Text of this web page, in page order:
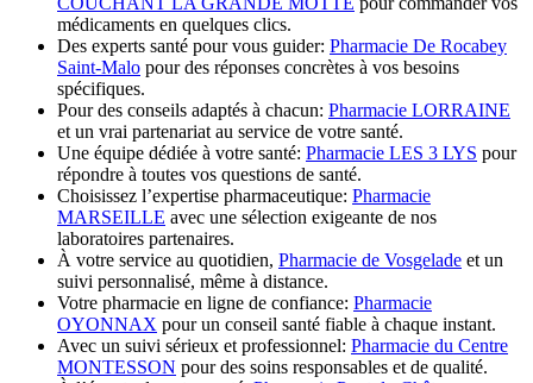
médicaments en quelques clics.
Des experts santé pour vous guider: Pharmacie De Rocabey
Saint-Malo pour des réponses concrètes à vos besoins
spécifiques.
Pour des conseils adaptés à chacun: Pharmacie LORRAINE
et un vrai partenariat au service de votre santé.
Une équipe dédiée à votre santé: Pharmacie LES 3 LYS pour
répondre à toutes vos questions de santé.
Choisissez l’expertise pharmaceutique: Pharmacie
MARSEILLE avec une sélection exigeante de nos
laboratoires partenaires.
À votre service au quotidien, Pharmacie de Vosgelade et un
suivi personnalisé, même à distance.
Votre pharmacie en ligne de confiance: Pharmacie
OYONNAX pour un conseil santé fiable à chaque instant.
Avec un suivi sérieux et professionnel: Pharmacie du Centre
MONTESSON pour des soins responsables et de qualité.